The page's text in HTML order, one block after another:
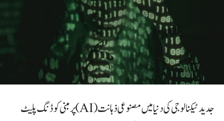
جدید ٹیکنالوجی کی دنیا میں مصنوعی ذہانت (AI) پر مبنی کوڈنگ پلیٹ